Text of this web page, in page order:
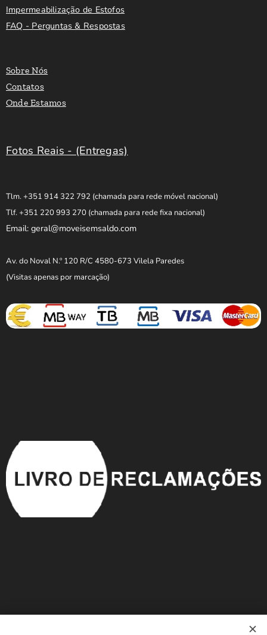
Impermeabilização de Estofos
FAQ - Perguntas & Respostas
Sobre Nós
Contatos
Onde Estamos
Fotos Reais - (Entregas)
Tlm. +351 914 322 792 (chamada para rede móvel nacional)
Tlf. +351 220 993 270 (chamada para rede fixa nacional)
Email: geral@moveisemsaldo.com
Av. do Noval N.º 120 R/C 4580-673 Vilela Paredes
(Visitas apenas por marcação)